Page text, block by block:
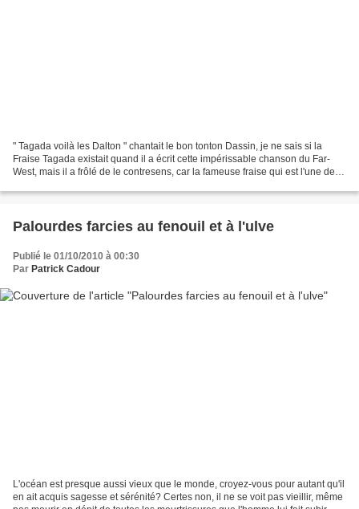
" Tagada voilà les Dalton " chantait le bon tonton Dassin, je ne sais si la
Fraise Tagada existait quand il a écrit cette impérissable chanson du Far-
West, mais il a frôlé de le contresens, car la fameuse fraise qui est l'une des
Palourdes farcies au fenouil et à l'ulve
Publié le 01/10/2010 à 00:30
Par Patrick Cadour
L'océan est presque aussi vieux que le monde, croyez-vous pour autant qu'il
en ait acquis sagesse et sérénité? Certes non, il ne se voit pas vieillir, même